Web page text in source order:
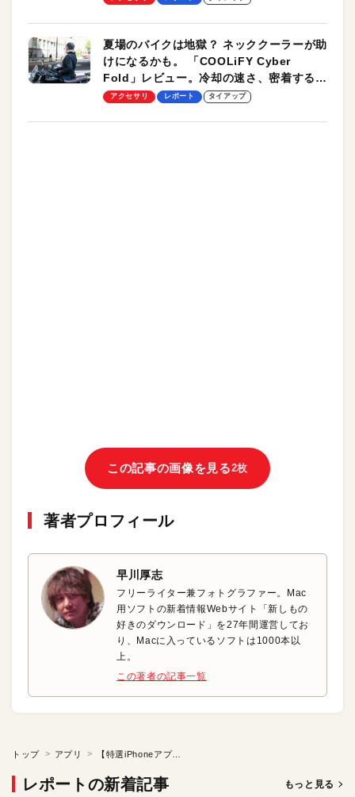
夏場のバイクは地獄？ ネッククーラーが助
けになるかも。 「COOLiFY Cyber
Fold」レビュー。冷却の速さ、密着する冷
却プレート、シンプルな操作性がグッド！
アクセサリ レポート タイアップ
この記事の画像を見る2枚
著者プロフィール
早川厚志
フリーライター兼フォトグラファー。Mac
用ソフトの新着情報Webサイト「新しもの
好きのダウンロード」を27年間運営してお
り、Macに入っているソフトは1000本以
上。
この著者の記事一覧
トップ アプリ 【特選iPhoneアプリ】秘密の写真や動画をこっそり保管
レポートの新着記事 もっと見る